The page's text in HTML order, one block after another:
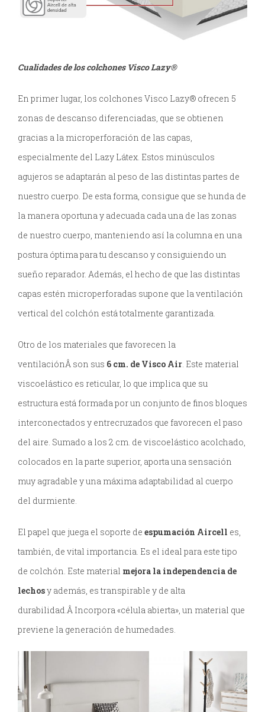
Cualidades de los colchones Visco Lazy®
En primer lugar, los colchones Visco Lazy® ofrecen 5
zonas de descanso diferenciadas, que se obtienen
gracias a la microperforación de las capas,
especialmente del Lazy Látex. Estos minúsculos
agujeros se adaptarán al peso de las distintas partes de
nuestro cuerpo. De esta forma, consigue que se hunda de
la manera oportuna y adecuada cada una de las zonas
de nuestro cuerpo, manteniendo así la columna en una
postura óptima para tu descanso y consiguiendo un
sueño reparador. Además, el hecho de que las distintas
capas estén microperforadas supone que la ventilación
vertical del colchón está totalmente garantizada.
Otro de los materiales que favorecen la
ventilaciónÂ son sus 6 cm. de Visco Air. Este material
viscoelástico es reticular, lo que implica que su
estructura está formada por un conjunto de finos bloques
interconectados y entrecruzados que favorecen el paso
del aire. Sumado a los 2 cm. de viscoelástico acolchado,
colocados en la parte superior, aporta una sensación
muy agradable y una máxima adaptabilidad al cuerpo
del durmiente.
El papel que juega el soporte de espumación Aircell es,
también, de vital importancia. Es el ideal para este tipo
de colchón. Este material mejora la independencia de
lechosy además, es transpirable y de alta
durabilidad.Â Incorpora «célula abierta», un material que
previene la generación de humedades.